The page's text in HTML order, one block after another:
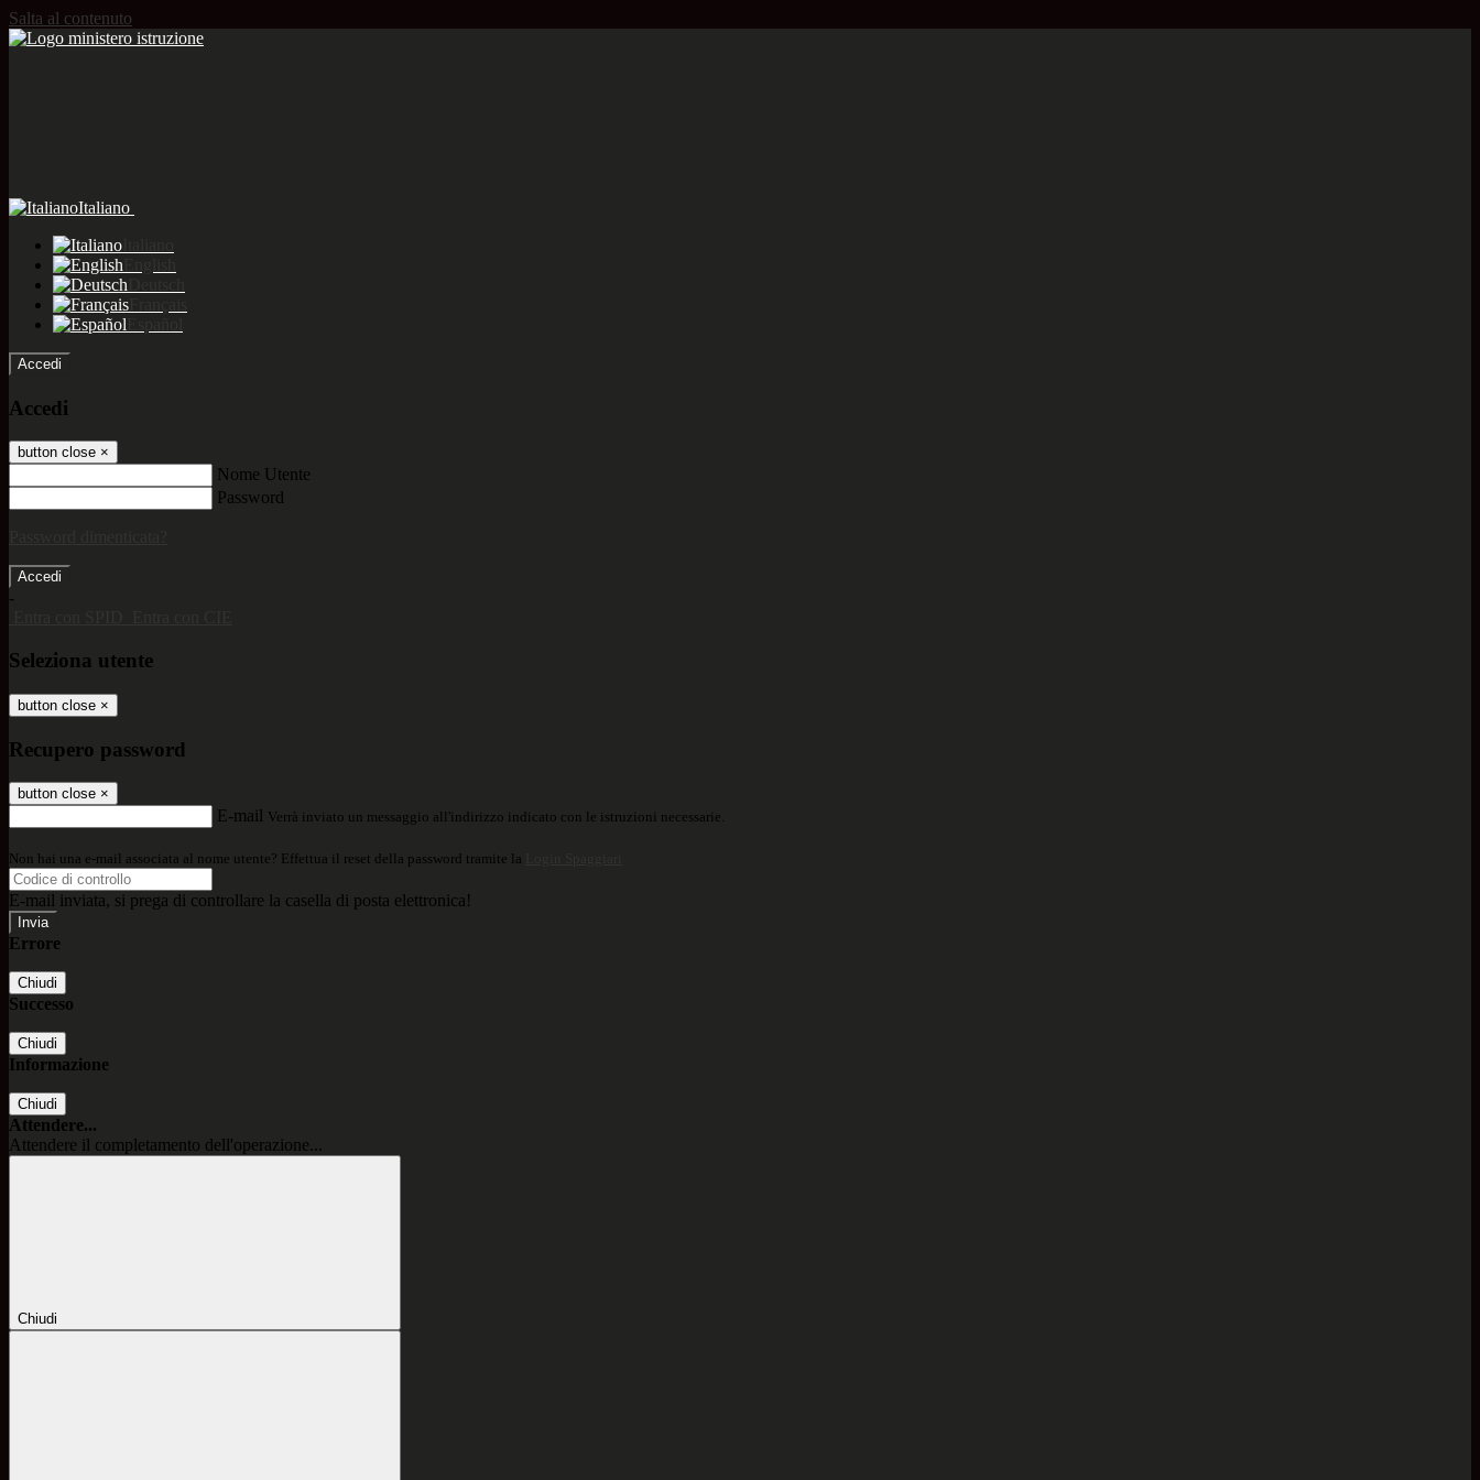
Salta al contenuto
Italiano
Accedi
Accedi
button close ×
Nome Utente
Password
-
Seleziona utente
button close ×
Recupero password
button close ×
E-mail Verrà inviato un messaggio all'indirizzo indicato con le istruzioni necessarie.
Non hai una e-mail associata al nome utente? Effettua il reset della password tramite la
E-mail inviata, si prega di controllare la casella di posta elettronica!
Errore
Chiudi
Successo
Chiudi
Informazione
Chiudi
Attendere...
Attendere il completamento dell'operazione...
Chiudi